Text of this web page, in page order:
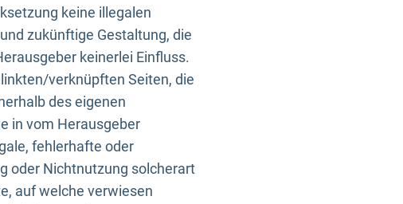
keine illegalen
zukünftige Gestaltung, die
keinerlei Einfluss.
verknüpften Seiten, die
des eigenen
in vom Herausgeber
fehlerhafte oder
oder Nichtnutzung solcherart
auf welche verwiesen